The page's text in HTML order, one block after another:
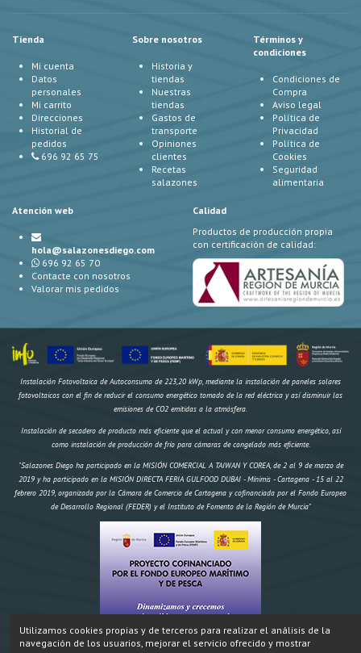
Tienda
Mi cuenta
Datos
personales
Mi carrito
Direcciones
Historial de
pedidos
696 92 65 75
Sobre nosotros
Historia y
tiendas
Nuestras
tiendas
Gastos de
transporte
Opiniones
clientes
Recetas
salazones
Términos y
condiciones
Condiciones de
Compra
Aviso legal
Política de
Privacidad
Política de
Cookies
Seguridad
alimentaria
Atención web
hola@salazonesdiego.com
696 92 65 70
Contacte con nosotros
Valorar mis pedidos
Calidad
Productos de producción propia
con certificación de calidad:
Instalación Fotovoltaica de Autoconsumo de 223,20 kWp, mediante la instalación de paneles solares
fotovoltaicos con el fin de reducir el consumo energético tomado de la red eléctrica y así disminuir las
emisiones de CO2 emitidas a la atmósfera.
Instalación de secadero de producto más eficiente que el actual y con menor consumo energético, así
como instalación de producción de frío para cámaras de congelado más eficiente.
"Salazones Diego ha participado en la MISIÓN COMERCIAL A TAIWAN Y COREA, de 2 al 9 de marzo de
2019 y ha participado en la MISIÓN DIRECTA FERIA GULFOOD DUBAI - Mínimis - Cartagena - 15 al 22
febrero 2019, organizada por la Cámara de Comercio de Cartagena y cofinanciada por el Fondo Europeo
de Desarrollo Regional (FEDER) y el Instituto de Fomento de la Región de Murcia"
"Construcción de un secadero artificial y dos obradores climatizados, IMPORTE AYUDA
Utilizamos cookies propias y de terceros para realizar el análisis de la
navegación de los usuarios, mejorar el servicio ofrecido y mostrar